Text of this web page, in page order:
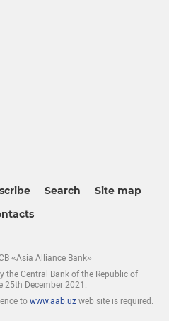
Search
Site map
«Asia Alliance Bank»
the Central Bank of the Republic of
25th December 2021.
to www.aab.uz web site is required.